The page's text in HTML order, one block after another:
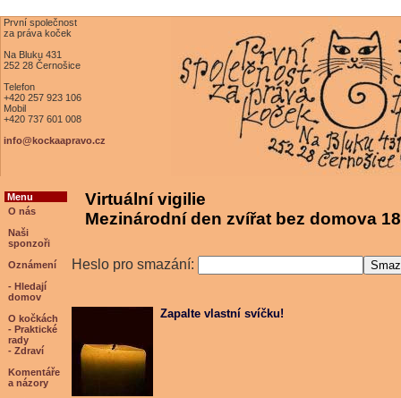
První společnost
za práva koček
Na Bluku 431
252 28 Černošice
Telefon
+420 257 923 106
Mobil
+420 737 601 008
info@kockaapravo.cz
Menu
O nás
Naši
sponzoři
Oznámení
- Hledají
domov
O kočkách
- Praktické
rady
- Zdraví
Komentáře
a názory
Virtuální vigilie
Mezinárodní den zvířat bez domova
Heslo pro smazání:
Zapalte vlastní svíčku!